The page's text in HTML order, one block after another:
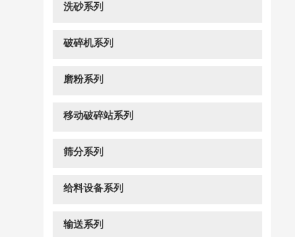
洗砂系列
破碎机系列
磨粉系列
移动破碎站系列
筛分系列
给料设备系列
输送系列